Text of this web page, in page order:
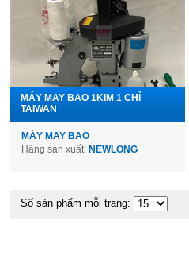
MÁY MAY BAO 1KIM 1 CHỈ
TAIWAN
MÁY MAY BAO
Hãng sản xuất: NEWLONG
Số sản phẩm mỗi trang: